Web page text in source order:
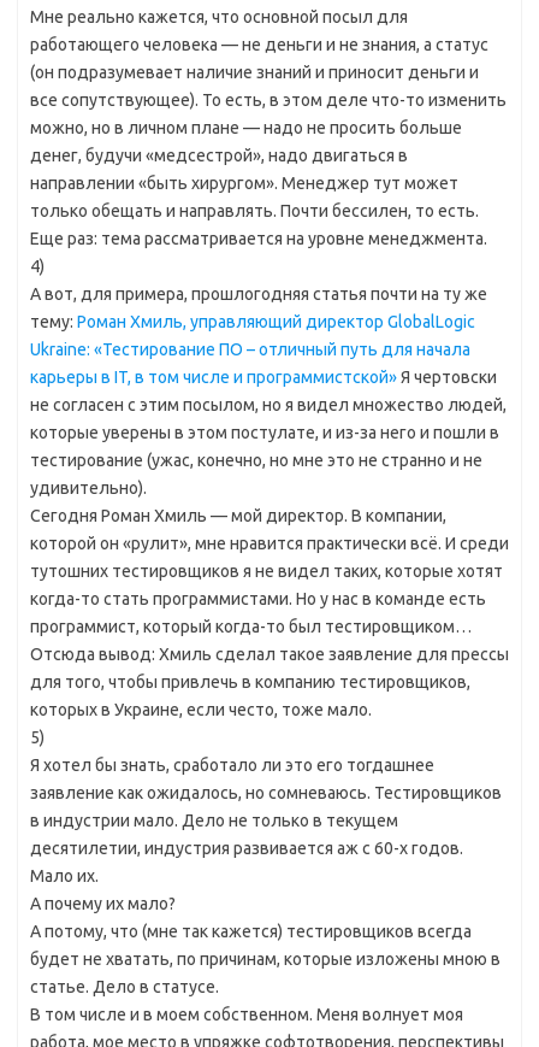
Мне реально кажется, что основной посыл для
работающего человека — не деньги и не знания, а статус
(он подразумевает наличие знаний и приносит деньги и
все сопутствующее). То есть, в этом деле что-то изменить
можно, но в личном плане — надо не просить больше
денег, будучи «медсестрой», надо двигаться в
направлении «быть хирургом». Менеджер тут может
только обещать и направлять. Почти бессилен, то есть.
Еще раз: тема рассматривается на уровне менеджмента.
4)
А вот, для примера, прошлогодняя статья почти на ту же
тему: Роман Хмиль, управляющий директор GlobalLogic
Ukraine: «Тестирование ПО – отличный путь для начала
карьеры в IT, в том числе и программистской»Я чертовски
не согласен с этим посылом, но я видел множество людей,
которые уверены в этом постулате, и из-за него и пошли в
тестирование (ужас, конечно, но мне это не странно и не
удивительно).
Сегодня Роман Хмиль — мой директор. В компании,
которой он «рулит», мне нравится практически всё. И среди
тутошних тестировщиков я не видел таких, которые хотят
когда-то стать программистами. Но у нас в команде есть
программист, который когда-то был тестировщиком…
Отсюда вывод: Хмиль сделал такое заявление для прессы
для того, чтобы привлечь в компанию тестировщиков,
которых в Украине, если често, тоже мало.
5)
Я хотел бы знать, сработало ли это его тогдашнее
заявление как ожидалось, но сомневаюсь. Тестировщиков
в индустрии мало. Дело не только в текущем
десятилетии, индустрия развивается аж с 60-х годов.
Мало их.
А почему их мало?
А потому, что (мне так кажется) тестировщиков всегда
будет не хватать, по причинам, которые изложены мною в
статье. Дело в статусе.
В том числе и в моем собственном. Меня волнует моя
работа, мое место в упряжке софтотворения, перспективы